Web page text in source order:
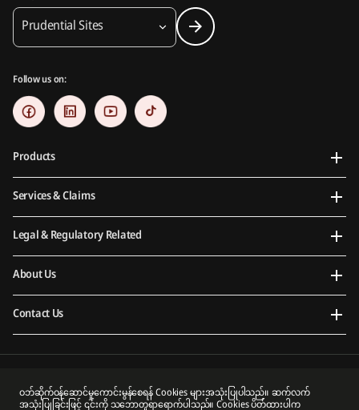
Prudential Sites
Follow us on:
Products
Services & Claims
Legal & Regulatory Related
About Us
Contact Us
Prudential Myanmar Life Insurance Limited nor Prudential plc is affiliated in any manner with
Prudential Financial, Inc, a company whose principal place of business is in the United States of
ဝဘ်ဆိုက်ဝန်ဆောင်မှုကောင်းမွန်စေရန် Cookies များအသုံးပြုပါသည်။ ဆက်လက်
အသုံးပြုခြင်းဖြင့် ၎င်းကို သဘောတူရာရောက်ပါသည်။ Cookies ပိတ်ထားပါက